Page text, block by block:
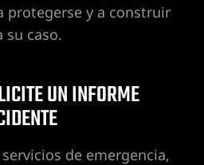
protegerse y a construir
su caso.
UN INFORME
de emergencia,